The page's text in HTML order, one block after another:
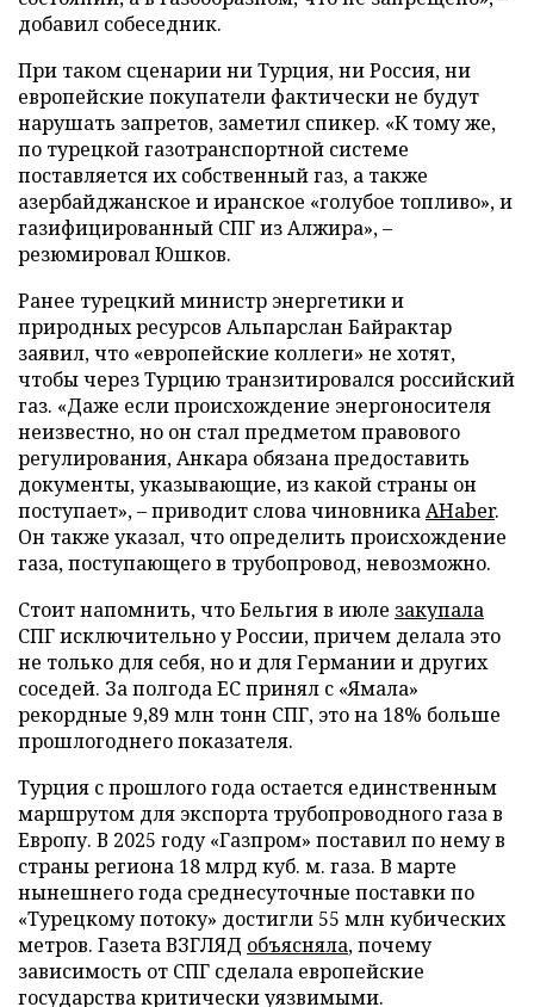
добавил собеседник.
При таком сценарии ни Турция, ни Россия, ни
европейские покупатели фактически не будут
нарушать запретов, заметил спикер. «К тому же,
по турецкой газотранспортной системе
поставляется их собственный газ, а также
азербайджанское и иранское «голубое топливо», и
газифицированный СПГ из Алжира», –
резюмировал Юшков.
Ранее турецкий министр энергетики и
природных ресурсов Альпарслан Байрактар
заявил, что «европейские коллеги» не хотят,
чтобы через Турцию транзитировался российский
газ. «Даже если происхождение энергоносителя
неизвестно, но он стал предметом правового
регулирования, Анкара обязана предоставить
документы, указывающие, из какой страны он
поступает», – приводит слова чиновникаAHaber.
Он также указал, что определить происхождение
газа, поступающего в трубопровод, невозможно.
Стоит напомнить, что Бельгия в июле закупала
СПГ исключительно у России, причем делала это
не только для себя, но и для Германии и других
соседей. За полгода ЕС принял с «Ямала»
рекордные 9,89 млн тонн СПГ, это на 18% больше
прошлогоднего показателя.
Турция с прошлого года остается единственным
маршрутом для экспорта трубопроводного газа в
Европу. В 2025 году «Газпром» поставил по нему в
страны региона 18 млрд куб. м. газа. В марте
нынешнего года среднесуточные поставки по
«Турецкому потоку» достигли 55 млн кубических
метров. Газета ВЗГЛЯД объясняла, почему
зависимость от СПГ сделала европейские
государства критически уязвимыми.